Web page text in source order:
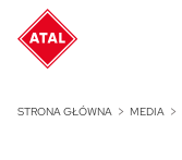
STRONA GŁÓWNA MEDIA
ATAL Unii